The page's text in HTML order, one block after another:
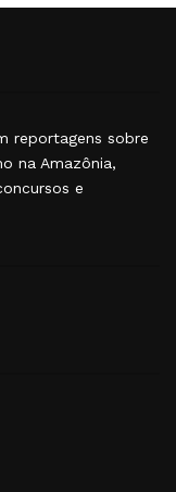
reportagens sobre
na Amazônia,
e